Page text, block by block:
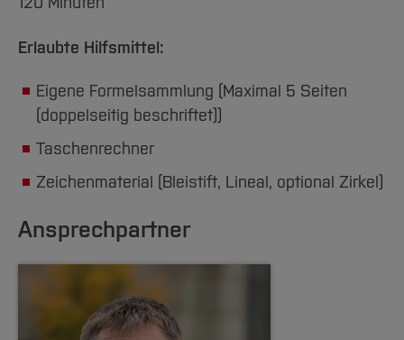
Erlaubte Hilfsmittel:
Eigene Formelsammlung (Maximal 5 Seiten
(doppelseitig beschriftet))
Taschenrechner
Zeichenmaterial (Bleistift, Lineal, optional Zirkel)
Ansprechpartner